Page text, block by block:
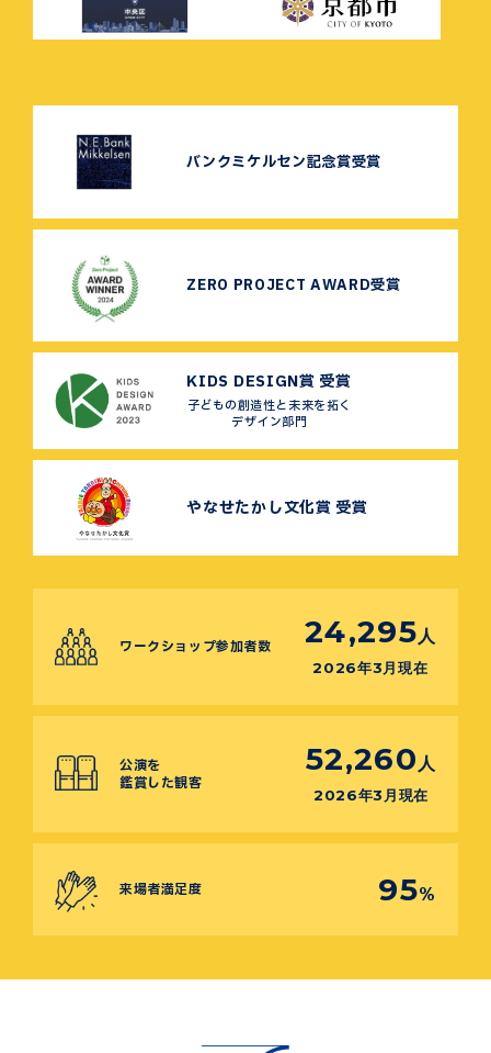
バンクミケルセン記念賞受賞
ZERO PROJECT AWARD受賞
KIDS DESIGN賞 受賞
子どもの創造性と未来を拓く
デザイン部門
やなせたかし文化賞 受賞
ワークショップ参加者数 24,295 人
2026年3月現在
公演を
鑑賞した観客
52,260 人
2026年3月現在
来場者満足度 95%